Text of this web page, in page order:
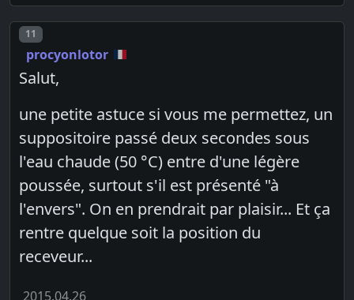
Post number
11
procyonlotor
Salut,
une petite astuce si vous me permettez, un
suppositoire passé deux secondes sous
l'eau chaude (50 °C) entre d'une légère
poussée, surtout s'il est présenté "à
l'envers". On en prendrait par plaisir... Et ça
rentre quelque soit la position du
receveur...
2015.04.26